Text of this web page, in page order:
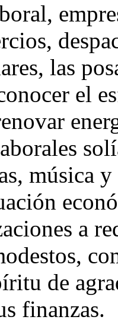
las
el
música
a
de
finanzas.